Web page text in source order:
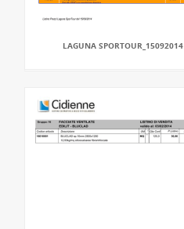
LAGUNA SPORTOUR_15092014